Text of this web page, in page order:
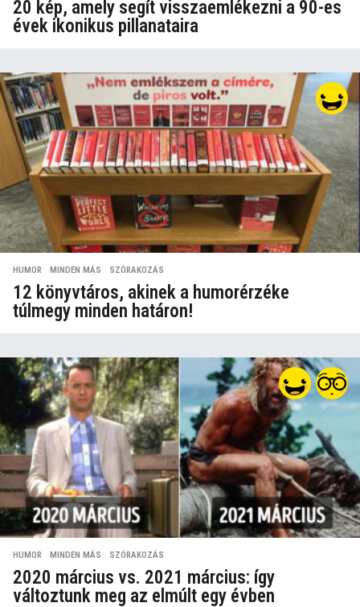
20 kép, amely segít visszaemlékezni a 90-es
évek ikonikus pillanataira
HUMOR ,MINDEN MÁS ,SZÓRAKOZÁS
12 könyvtáros, akinek a humorérzéke
túlmegy minden határon!
HUMOR ,MINDEN MÁS ,SZÓRAKOZÁS
2020 március vs. 2021 március: így
változtunk meg az elmúlt egy évben